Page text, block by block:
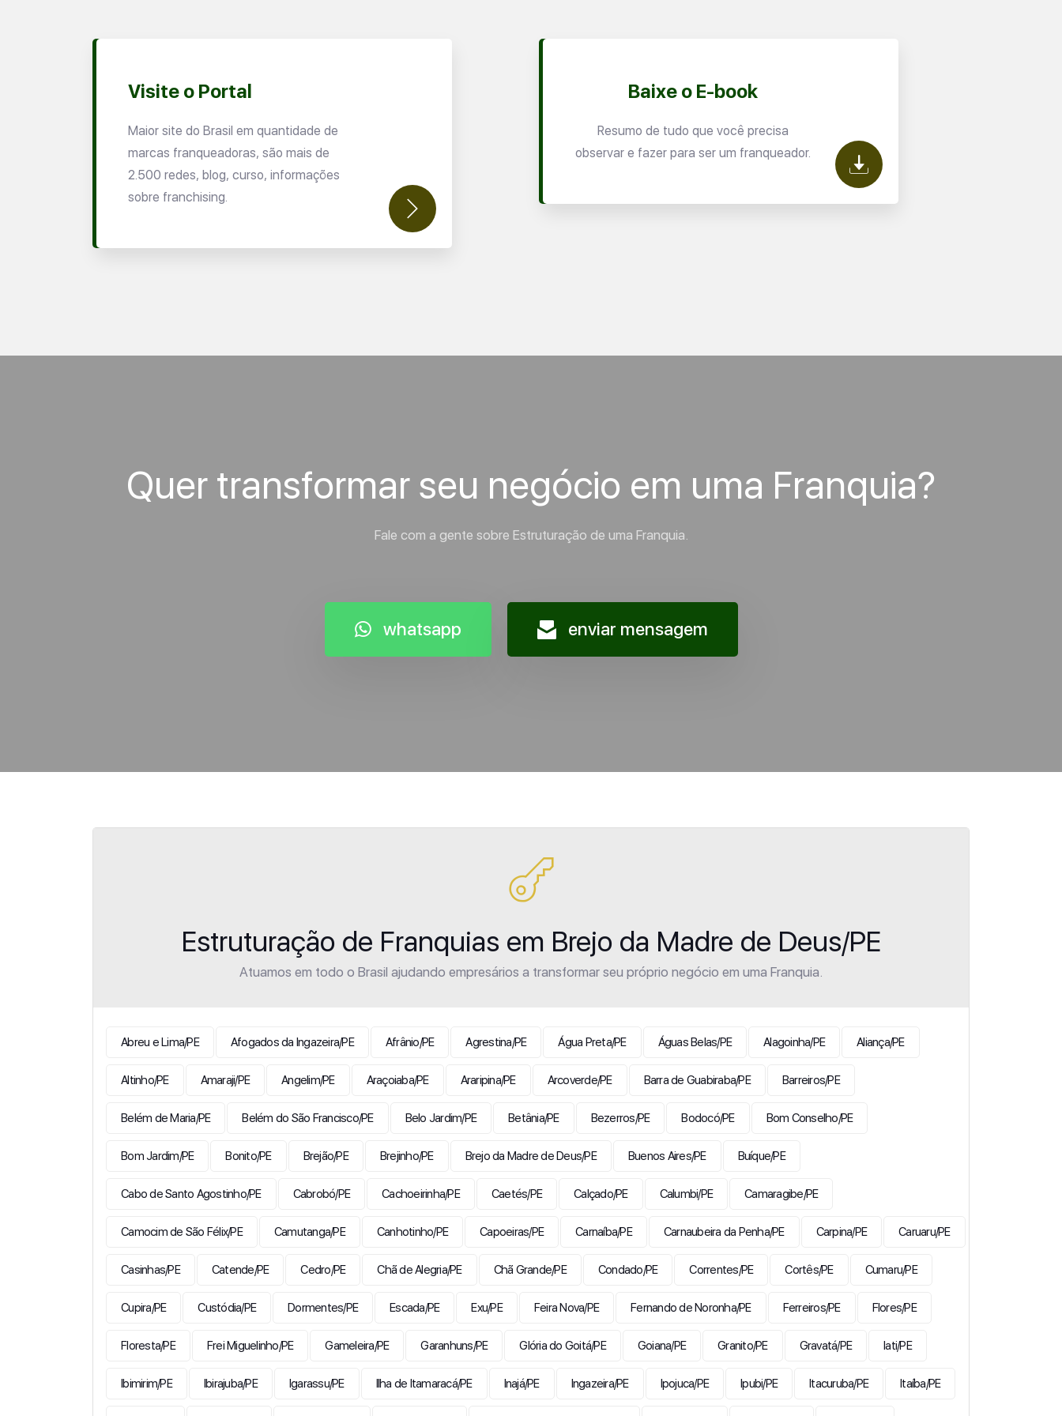
Baixe o E-book
Resumo de tudo que você precisa
observar e fazer para ser um franqueador.
Visite o Portal
Maior site do Brasil em quantidade de
marcas franqueadoras, são mais de
2.500 redes, blog, curso, informações
sobre franchising.
Quer transformar seu negócio em uma Franquia?
Fale com a gente sobre Estruturação de uma Franquia.
whatsapp enviar mensagem
Estruturação de Franquias em Brejo da Madre de Deus/PE
Atuamos em todo o Brasil ajudando empresários a transformar seu próprio negócio em uma Franquia.
Abreu e Lima/PE Afogados da Ingazeira/PE Afrânio/PE Agrestina/PE Água Preta/PE Águas Belas/PE Alagoinha/PE Aliança/PE
Altinho/PE Amaraji/PE Angelim/PE Araçoiaba/PE Araripina/PE Arcoverde/PE Barra de Guabiraba/PE Barreiros/PE
Belém de Maria/PE Belém do São Francisco/PE Belo Jardim/PE Betânia/PE Bezerros/PE Bodocó/PE Bom Conselho/PE
Bom Jardim/PE Bonito/PE Brejão/PE Brejinho/PE Brejo da Madre de Deus/PE Buenos Aires/PE Buíque/PE
Cabo de Santo Agostinho/PE Cabrobó/PE Cachoeirinha/PE Caetés/PE Calçado/PE Calumbi/PE Camaragibe/PE
Camocim de São Félix/PE Camutanga/PE Canhotinho/PE Capoeiras/PE Carnaíba/PE Carnaubeira da Penha/PE Carpina/PE Caruaru/PE
Casinhas/PE Catende/PE Cedro/PE Chã de Alegria/PE Chã Grande/PE Condado/PE Correntes/PE Cortês/PE Cumaru/PE
Cupira/PE Custódia/PE Dormentes/PE Escada/PE Exu/PE Feira Nova/PE Fernando de Noronha/PE Ferreiros/PE Flores/PE
Floresta/PE Frei Miguelinho/PE Gameleira/PE Garanhuns/PE Glória do Goitá/PE Goiana/PE Granito/PE Gravatá/PE Iati/PE
Ibimirim/PE Ibirajuba/PE Igarassu/PE Ilha de Itamaracá/PE Inajá/PE Ingazeira/PE Ipojuca/PE Ipubi/PE Itacuruba/PE Itaíba/PE